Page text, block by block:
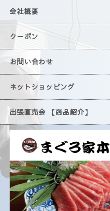
会社概要
クーポン
お問い合わせ
ネットショッピング
出張直売会 【商品紹介】